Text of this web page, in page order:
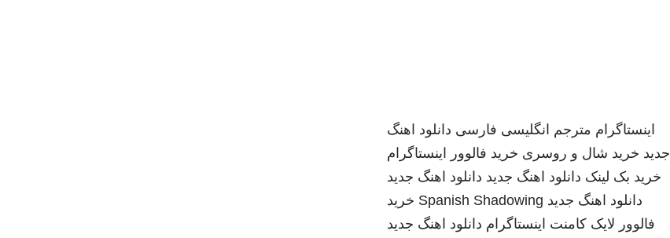
اینستاگرام مترجم انگلیسی فارسی دانلود اهنگ
جدید خرید شال و روسری خرید فالوور اینستاگرام
خرید بک لینک دانلود اهنگ جدید دانلود اهنگ جدید
دانلود اهنگ جدید Spanish Shadowing خرید
فالوور لایک کامنت اینستاگرام دانلود اهنگ جدید